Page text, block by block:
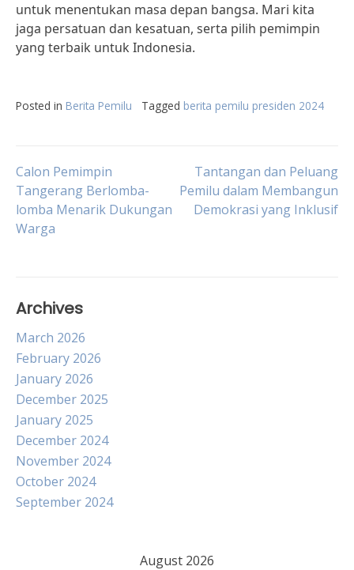
untuk menentukan masa depan bangsa. Mari kita
jaga persatuan dan kesatuan, serta pilih pemimpin
yang terbaik untuk Indonesia.
Posted in Berita Pemilu Tagged berita pemilu presiden 2024
Post
navigation
Calon Pemimpin
Tangerang Berlomba-
lomba Menarik Dukungan
Warga
Tantangan dan Peluang
Pemilu dalam Membangun
Demokrasi yang Inklusif
Archives
March 2026
February 2026
January 2026
December 2025
January 2025
December 2024
November 2024
October 2024
September 2024
August 2026